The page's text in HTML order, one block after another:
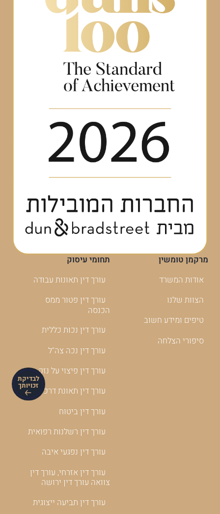
לבדיקת
זכויותך
מרקמן טומשין
אודות המשרד
הצוות שלנו
טיפים ומידע חשוב
סיפורי הצלחה
תחומי עיסוק
עורך דין תאונות עבודה
עורך דין פטור ממס
הכנסה
עורך דין נכות כללית
עורך דין נכה צה"ל
עורך דין פיצוי על נזק
עורך דין תאונת דרכים
עורך דין ביטוח
עורך דין רשלנות רפואית
עורך דין נפגעי איבה
עורך דין אזרחי, עורך דין
צוואה עורך דין ירושה
עורך דין תביעה ייצוגית